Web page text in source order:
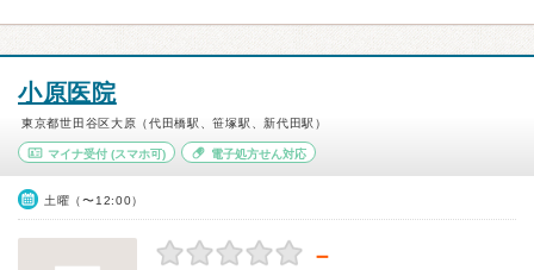
小原医院
東京都世田谷区大原（代田橋駅、笹塚駅、新代田駅）
マイナ受付 (スマホ可) 電子処方せん対応
土曜（〜12:00）
－